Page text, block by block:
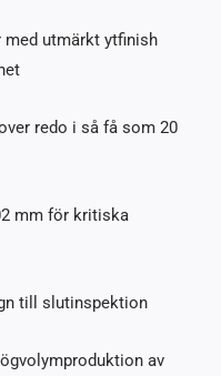
med utmärkt ytfinish
redo i så få som 20
mm för kritiska
till slutinspektion
av